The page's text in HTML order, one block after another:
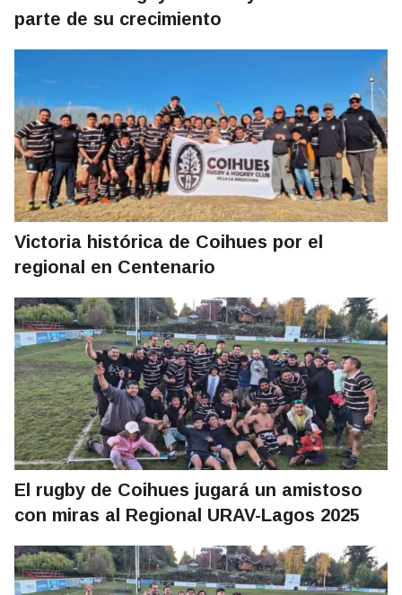
parte de su crecimiento
Victoria histórica de Coihues por el
regional en Centenario
El rugby de Coihues jugará un amistoso
con miras al Regional URAV-Lagos 2025